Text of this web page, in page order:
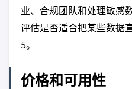
业、合规团队和处理敏感
评估是否适合把某些数据
5。
价格和可用性